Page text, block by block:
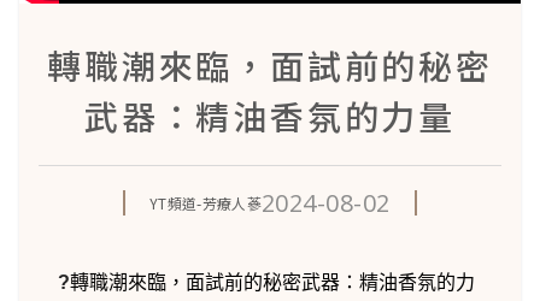
轉職潮來臨，面試前的秘密
武器：精油香氛的力量
YT頻道-芳療人蔘2024-08-02
?轉職潮來臨，面試前的秘密武器：精油香氛的力